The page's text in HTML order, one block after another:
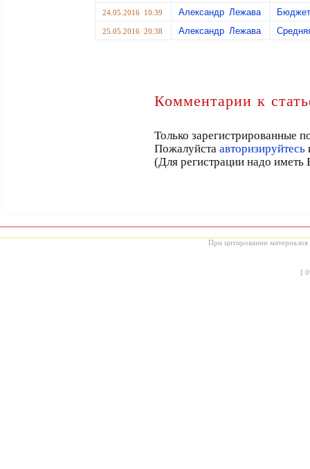
24.05.2016 10:39 Александр Лежава
25.05.2016 20:38 Александр Лежава
Комментарии к
Только зарегистрированные
Пожалуйста авторизируйтесь
(Для регистрации надо
При цитировании материалов
[